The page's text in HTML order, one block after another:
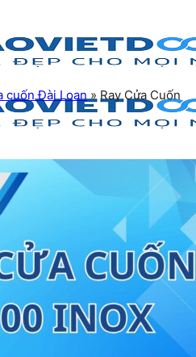
cuốn Đài Loan»Ray Cửa Cuốn